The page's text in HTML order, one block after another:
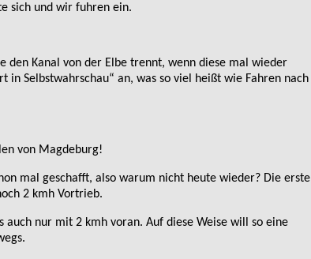
sich und wir fuhren ein.
den Kanal von der Elbe trennt, wenn diese mal wieder
in Selbstwahrschau“ an, was so viel heißt wie Fahren nach
von Magdeburg!
mal geschafft, also warum nicht heute wieder? Die erste
2 kmh Vortrieb.
nur mit 2 kmh voran. Auf diese Weise will so eine